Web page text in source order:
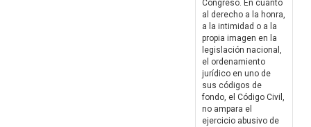
Congreso. En cuanto
al derecho a la honra,
a la intimidad o a la
propia imagen en la
legislación nacional,
el ordenamiento
jurídico en uno de
sus códigos de
fondo, el Código Civil,
no ampara el
ejercicio abusivo de